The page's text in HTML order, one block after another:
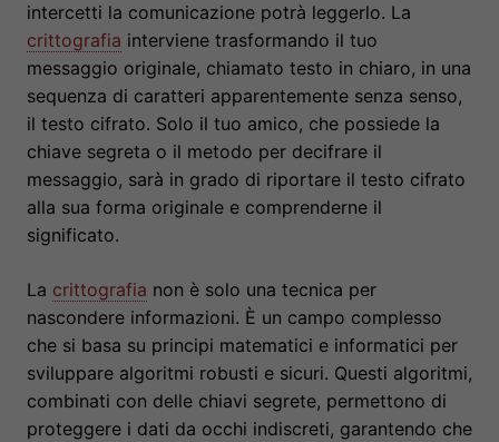
intercetti la comunicazione potrà leggerlo. La
crittografia interviene trasformando il tuo
messaggio originale, chiamato testo in chiaro, in una
sequenza di caratteri apparentemente senza senso,
il testo cifrato. Solo il tuo amico, che possiede la
chiave segreta o il metodo per decifrare il
messaggio, sarà in grado di riportare il testo cifrato
alla sua forma originale e comprenderne il
significato.
La crittografia non è solo una tecnica per
nascondere informazioni. È un campo complesso
che si basa su principi matematici e informatici per
sviluppare algoritmi robusti e sicuri. Questi algoritmi,
combinati con delle chiavi segrete, permettono di
proteggere i dati da occhi indiscreti, garantendo che